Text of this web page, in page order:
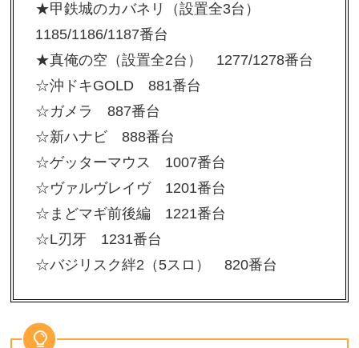
★甲鉄城のカバネリ（設置全3台）
1185/1186/1187番台
★真俺の空（設置全2台） 1277/1278番台
☆沖ドキGOLD 881番台
☆ガメラ 887番台
☆新ハナビ 888番台
☆ゲッターマウス 1007番台
☆ヴァルヴレイヴ 1201番台
☆まどマギ前後編 1221番台
☆L刃牙 1231番台
☆バジリスク絆2（5スロ） 820番台